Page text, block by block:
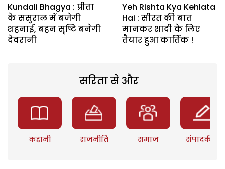
Kundali Bhagya : प्रीता
के ससुराल में बजेगी
शहनाई, बहन सृष्टि बनेगी
देवरानी
Yeh Rishta Kya Kehlata
Hai : सीरत की बात
मानकर शादी के लिए
तैयार हुआ कार्तिक !
सरिता से और
कहानी राजनीति समाज संपादकीय